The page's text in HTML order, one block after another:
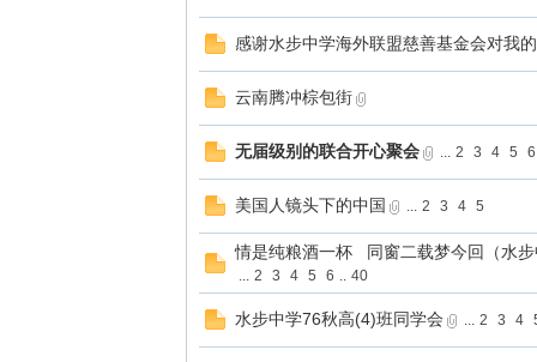
感谢水步中学海外联盟慈善基金会对我
云南腾冲棕包街
无届级别的联合开心聚会 ... 2 3 4 5 6
美国人镜头下的中国 ... 2 3 4 5
情是纯粮酒一杯 同窗二载梦今回（水
... 2 3 4 5 6 .. 40
水步中学76秋高(4)班同学会 ... 2 3 4